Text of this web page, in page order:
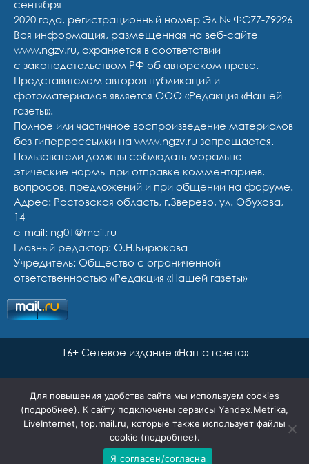
сентября
2020 года, регистрационный номер Эл № ФС77-79226
Вся информация, размещенная на веб-сайте
www.ngzv.ru, охраняется в соответствии
с законодательством РФ об авторском праве.
Представителем авторов публикаций и
фотоматериалов является ООО «Редакция «Нашей
газеты».
Полное или частичное воспроизведение материалов
без гиперрассылки на www.ngzv.ru запрещается.
Пользователи должны соблюдать морально-
этические нормы при отправке комментариев,
вопросов, предложений и при общении на форуме.
Адрес: Ростовская область, г.Зверево, ул. Обухова,
14
e-mail: ng01@mail.ru
Главный редактор: О.Н.Бирюкова
Учредитель: Общество с ограниченной
ответственностью «Редакция «Нашей газеты»
16+ Сетевое издание «Наша газета»
Для повышения удобства сайта мы используем cookies
(подробнее). К сайту подключены сервисы Yandex.Metrika,
LiveInternet, top.mail.ru, которые также использует файлы
cookie (подробнее).
Я согласен/согласна